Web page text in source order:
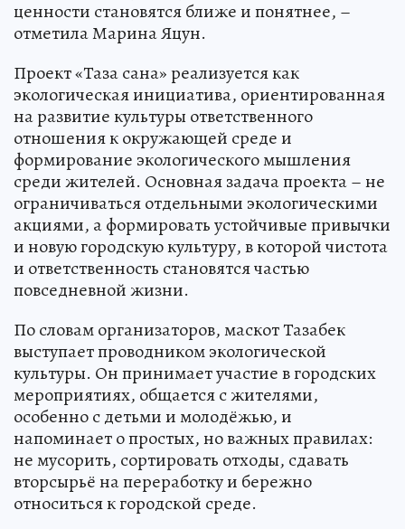
ценности становятся ближе и понятнее, –
отметила Марина Яцун.
Проект «Таза сана» реализуется как
экологическая инициатива, ориентированная
на развитие культуры ответственного
отношения к окружающей среде и
формирование экологического мышления
среди жителей. Основная задача проекта – не
ограничиваться отдельными экологическими
акциями, а формировать устойчивые привычки
и новую городскую культуру, в которой чистота
и ответственность становятся частью
повседневной жизни.
По словам организаторов, маскот Тазабек
выступает проводником экологической
культуры. Он принимает участие в городских
мероприятиях, общается с жителями,
особенно с детьми и молодёжью, и
напоминает о простых, но важных правилах:
не мусорить, сортировать отходы, сдавать
вторсырьё на переработку и бережно
относиться к городской среде.